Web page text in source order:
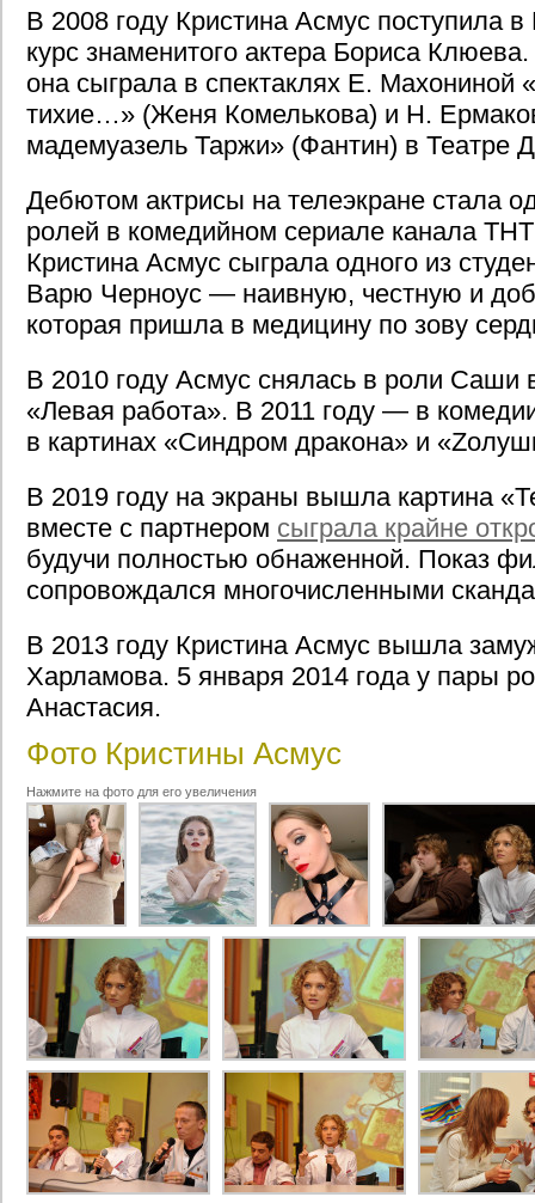
В 2008 году Кристина Асмус поступила
курс знаменитого актера Бориса
она сыграла в спектаклях Е. Махониной
тихие…» (Женя Комелькова) и Н.
мадемуазель Таржи» (Фантин) в Театре
Дебютом актрисы на телеэкране стала
ролей в комедийном сериале канала
Кристина Асмус сыграла одного из
Варю Черноус — наивную, честную и
которая пришла в медицину по зову
В 2010 году Асмус снялась в роли Саши
«Левая работа». В 2011 году — в
в картинах «Синдром дракона» и
В 2019 году на экраны вышла картина
вместе с партнером сыграла крайне
будучи полностью обнаженной. Показ
сопровождался многочисленными
В 2013 году Кристина Асмус вышла
Харламова. 5 января 2014 года у пары
Анастасия.
Фото Кристины Асмус
Нажмите на фото для его увеличения